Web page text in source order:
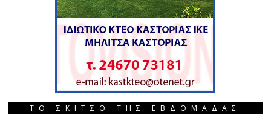
ΤΟ ΣΚΙΤΣΟ ΤΗΣ ΕΒΔΟΜΑΔΑΣ